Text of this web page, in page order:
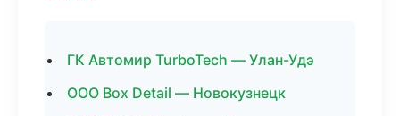
ГК Автомир TurboTech — Улан-Удэ
ООО Box Detail — Новокузнецк